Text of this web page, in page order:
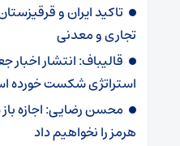
تاکید ایران و
تجاری و معدنی
قالیباف: انتشار
استراتژی شکست خورده
محسن رضایی: اجازه
هرمز را نخواهیم داد